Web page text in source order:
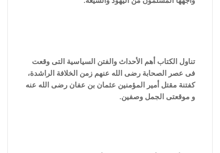
تناول الكتاب أهم الأحداث والفتن ا لسياسية التى وقعت
فى عصر الصحابة رضى الله عنهم زمن الخلافة الراشدة،
كفتنة مقتل أمير المؤمنين عثمان بن عفان رضى الله عنه
و موقعتى الجمل وصفين.